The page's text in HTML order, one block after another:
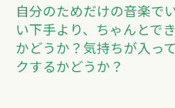
自分のためだけの音楽で
い下手より、ちゃんとで
かどうか？気持ちが入っ
クするかどうか？